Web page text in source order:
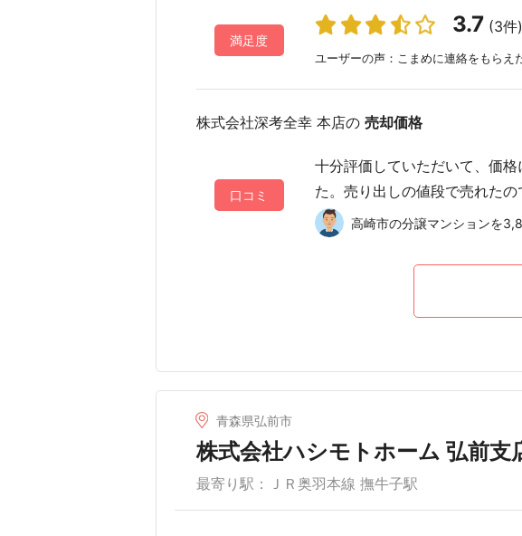
満足度
3.7 (3件)
ユーザーの声：こまめに連絡をもら
株式会社深考全幸 本店の 売却価格
口コミ
十分評価していただいて、価
た。売り出しの値段で売れたの
高崎市の分譲マンションを
青森県弘前市
株式会社ハシモトホーム 弘前支
最寄り駅：ＪＲ奥羽本線 撫牛子駅